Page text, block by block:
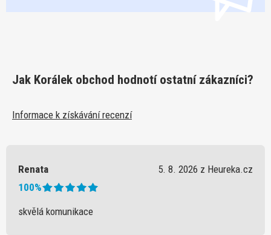
Jak Korálek obchod hodnotí ostatní zákazníci?
Informace k získávání recenzí
Renata
5. 8. 2026 z Heureka.cz
100%
skvělá komunikace